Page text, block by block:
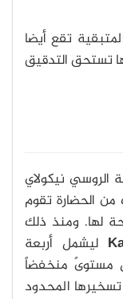
تقع أيضا
تستحق التدقيق
الروسي نيكولاي
من الحضارة تقوم
لها. ومنذ ذلك
ليشمل أربعة
مستوىً منخفضاً
النوع 0.7، بسبب تسخيرها المحدود